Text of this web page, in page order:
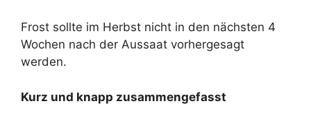
Frost sollte im Herbst nicht in den nächsten 4
Wochen nach der Aussaat vorhergesagt
werden.
Kurz und knapp zusammengefasst